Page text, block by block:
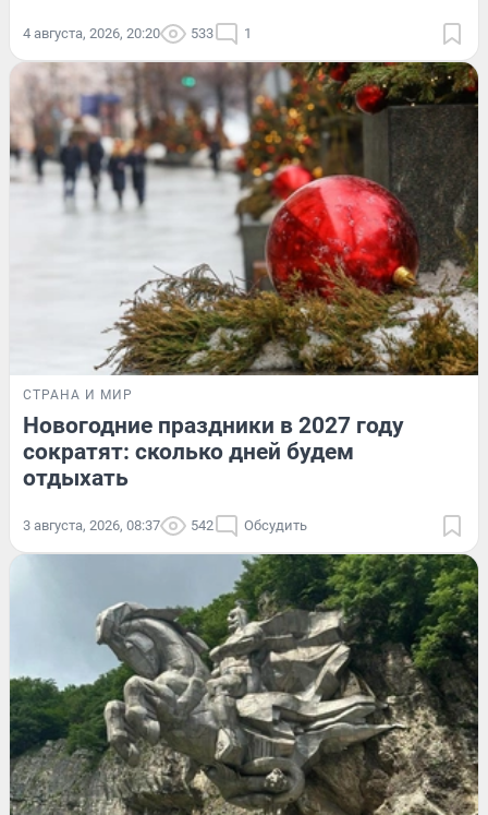
4 августа, 2026, 20:20 533 1
СТРАНА И МИР
Новогодние праздники в 2027 году
сократят: сколько дней будем
отдыхать
3 августа, 2026, 08:37 542 Обсудить